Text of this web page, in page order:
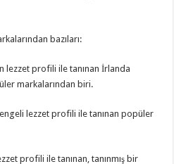
bazıları:
lezzet profili ile tanınan İrlanda
markalarından biri.
lezzet profili ile tanınan popüler
profili ile tanınan, tanınmış bir